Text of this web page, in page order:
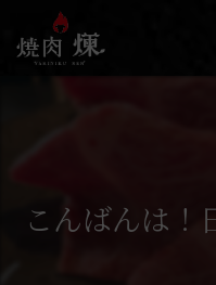
こんばんは